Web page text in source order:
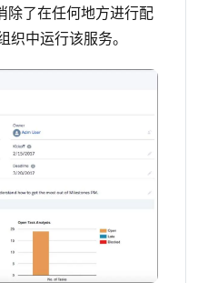
了在任何地方进行配
中运行该服务。